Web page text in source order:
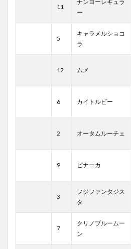
11
ナンヨーレギュラ
ー
5
キャラメルショコ
ラ
12 ムメ
6 カイトルビー
2 オータムルーチェ
9 ピナーカ
3
フジファンタジス
タ
7
クリノブルームー
ン